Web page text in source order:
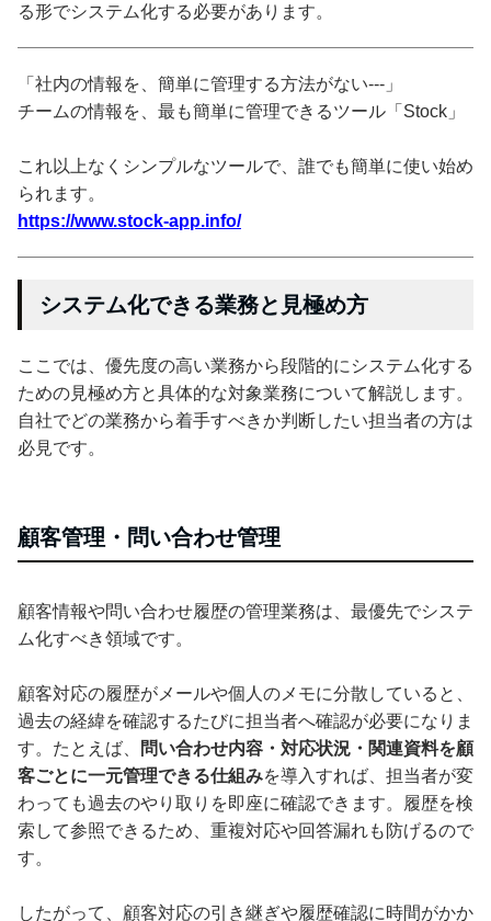
る形でシステム化する必要があります。
「社内の情報を、簡単に管理する方法がない---」
チームの情報を、最も簡単に管理できるツール「Stock」
これ以上なくシンプルなツールで、誰でも簡単に使い始め
られます。
https://www.stock-app.info/
システム化できる業務と見極め方
ここでは、優先度の高い業務から段階的にシステム化する
ための見極め方と具体的な対象業務について解説します。
自社でどの業務から着手すべきか判断したい担当者の方は
必見です。
顧客管理・問い合わせ管理
顧客情報や問い合わせ履歴の管理業務は、最優先でシステ
ム化すべき領域です。
顧客対応の履歴がメールや個人のメモに分散していると、
過去の経緯を確認するたびに担当者へ確認が必要になりま
す。たとえば、
問い合わせ内容・対応状況・関連資料を顧
客ごとに一元管理できる仕組みを導入すれば、担当者が変
わっても過去のやり取りを即座に確認できます。履歴を検
索して参照できるため、重複対応や回答漏れも防げるので
す。
したがって、顧客対応の引き継ぎや履歴確認に時間がかか